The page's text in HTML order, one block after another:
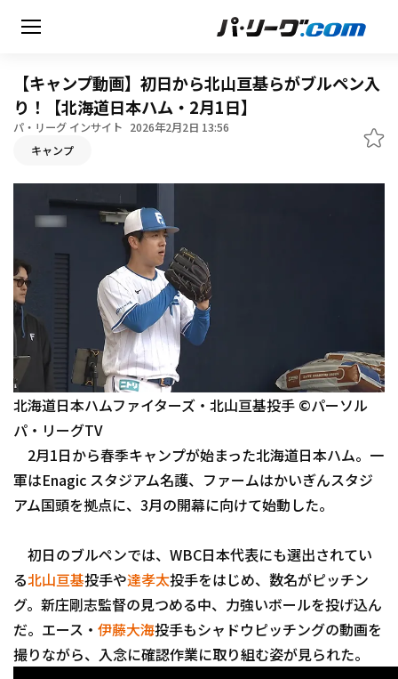
日程・結果
順位表･成績
1軍公式戦
ファーム東地区
ファーム中地区
ファーム西地区
交流戦
選手名鑑
選手名鑑トップ
北海道日本ハムファイターズ
東北楽天ゴールデンイーグルス
千葉ロッテマリーンズ
オリックス・バファローズ
福岡ソフトバンクホークス
ニュース
設定
【キャンプ動画】初日から北山亘基らがブルペン入
り！【北海道日本ハム・2月1日】
パ・リーグ インサイト 2026年2月2日 13:56
キャンプ
北海道日本ハムファイターズ・北山亘基投手 ©パーソル
パ・リーグTV
2月1日から春季キャンプが始まった北海道日本ハム。一
軍はEnagic スタジアム名護、ファームはかいぎんスタジ
アム国頭を拠点に、3月の開幕に向けて始動した。
初日のブルペンでは、WBC日本代表にも選出されてい
る北山亘基投手や達孝太投手をはじめ、数名がピッチン
グ。新庄剛志監督の見つめる中、力強いボールを投げ込ん
だ。エース・ 伊藤大海投手もシャドウピッチングの動画を
撮りながら、入念に確認作業に取り組む姿が見られた。